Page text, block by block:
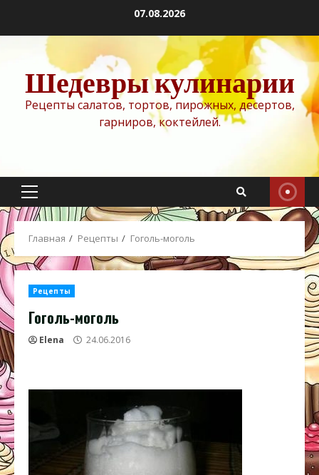
содержимому
07.08.2026
Шедевры кулинарии
Рецепты салатов, тортов, пирожных, десертов,
гарниров, коктейлей.
Основное
меню
Главная Рецепты Гоголь-моголь
Рецепты
Гоголь-моголь
Elena 24.06.2016